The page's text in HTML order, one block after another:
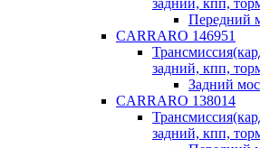
задний, кпп,
Передний
CARRARO 146951
задний, кпп,
Задний
CARRARO 138014
задний, кпп,